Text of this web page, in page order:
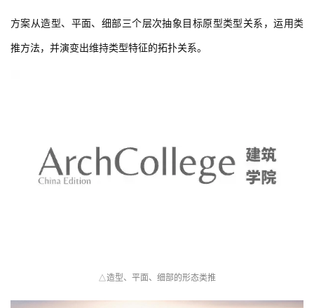
方案从造型、平面、细部三个层次抽象目标原型类型关系，运用类
推方法，并演变出维持类型特征的拓扑关系。
△造型、平面、细部的形态类推